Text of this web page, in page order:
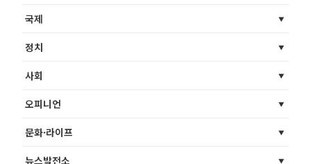
국제
정치
사회
오피니언
문화·라이프
뉴스발전소